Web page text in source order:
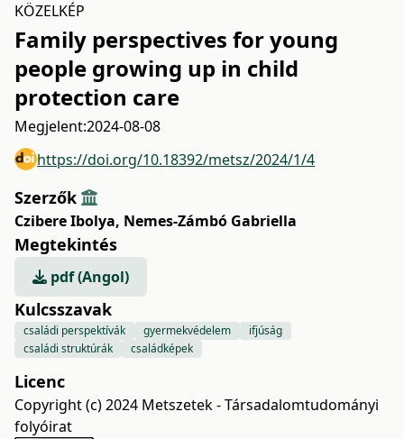
KÖZELKÉP
Family perspectives for young
people growing up in child
protection care
Megjelent:2024-08-08
https://doi.org/10.18392/metsz/2024/1/4
Szerzők
Czibere Ibolya, Nemes-Zámbó Gabriella
Megtekintés
pdf (Angol)
Kulcsszavak
családi perspektívák gyermekvédelem
ifjúság
családi struktúrák
családképek
Licenc
Copyright (c) 2024 Metszetek - Társadalomtudományi
folyóirat